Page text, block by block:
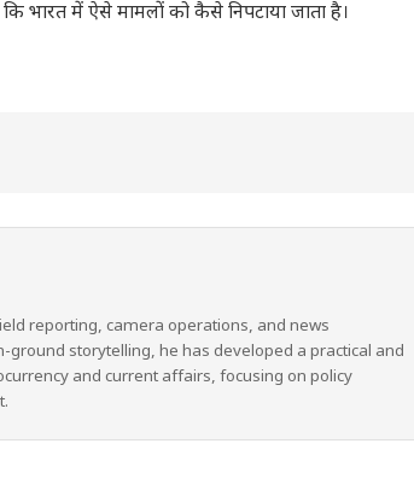
भारत में ऐसे मामलों को कैसे निपटाया जाता है।
reporting, camera operations, and news
storytelling, he has developed a practical and
and current affairs, focusing on policy